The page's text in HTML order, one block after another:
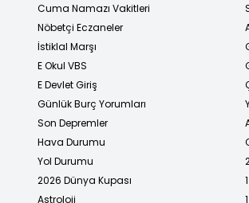
Cuma Namazı Vakitleri
Nöbetçi Eczaneler
İstiklal Marşı
E Okul VBS
E Devlet Giriş
Günlük Burç Yorumları
Son Depremler
Hava Durumu
Yol Durumu
2026 Dünya Kupası
Astroloji